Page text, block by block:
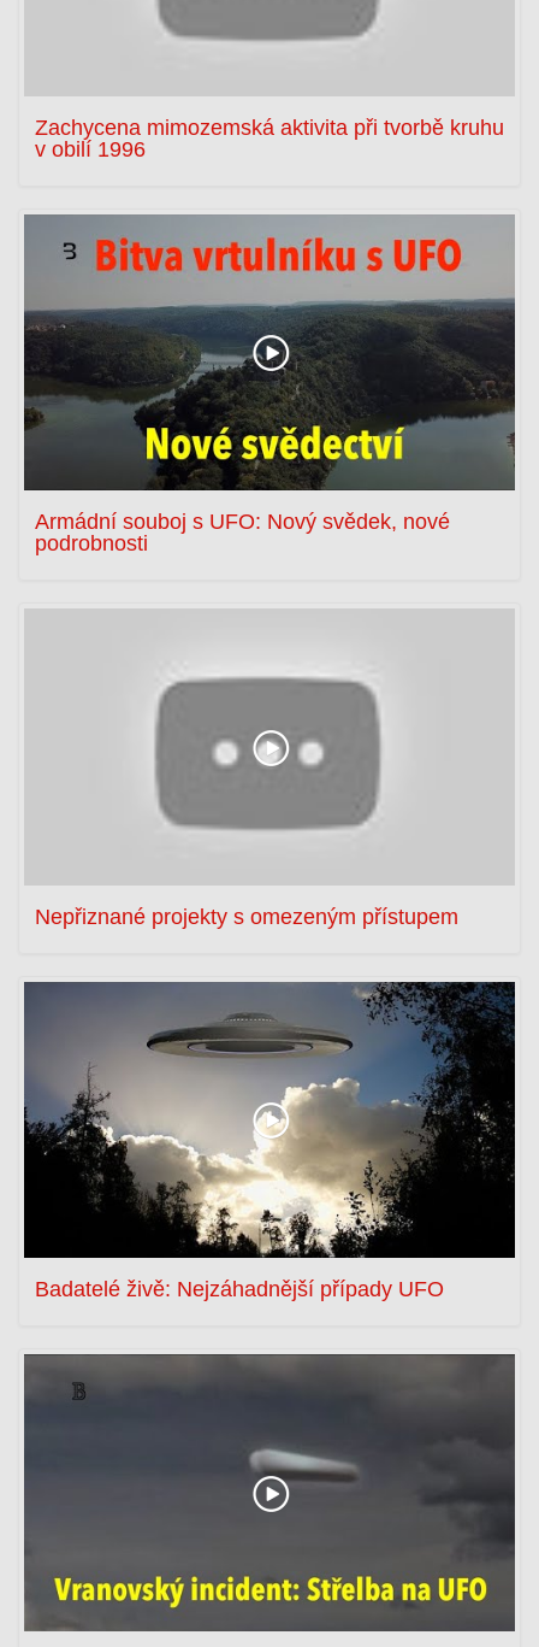
Zachycena mimozemská aktivita při tvorbě kruhu
v obilí 1996
Armádní souboj s UFO: Nový svědek, nové
podrobnosti
Nepřiznané projekty s omezeným přístupem
Badatelé živě: Nejzáhadnější případy UFO